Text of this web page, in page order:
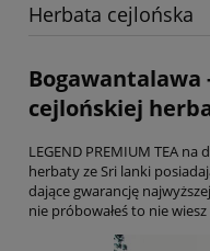
Herbata cejlońska
Bogawantalawa
cejlońskiej
LEGEND PREMIUM TEA
herbaty ze Sri lanki
dające gwarancję
nie próbowałeś to nie